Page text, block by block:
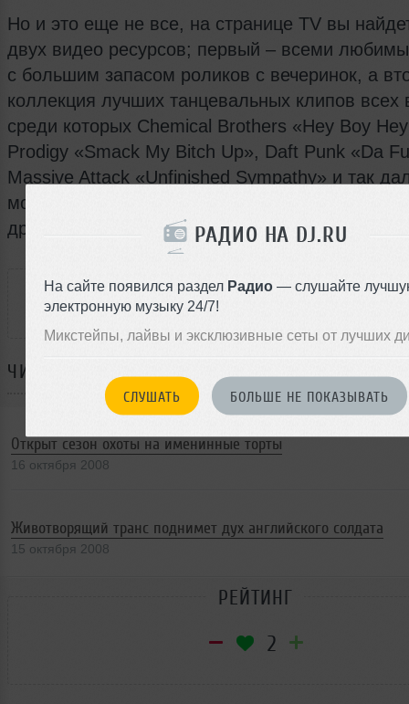
РАДИО НА DJ.RU
На сайте появился раздел Радио — слушайте
электронную музыку 24/7!
Микстейпы, лайвы и эксклюзивные сеты от лучших
СЛУШАТЬ БОЛЬШЕ НЕ ПОКАЗЫВАТЬ
Но и это еще не все, на странице TV вы
двух видео ресурсов; первый – всеми
с большим запасом роликов с вечеринок, а
коллекция лучших танцевальных клипов всех
среди которых Chemical Brothers «Hey Boy
Prodigy «Smack My Bitch Up», Daft Punk «Da
Massive Attack «Unfinished Sympathy» и так
можете делать свой выбор и комментировать
других.
ЧИТАЙТЕ ТАКЖЕ:
Открыт сезон охоты на именинные торты
16 октября 2008
Животворящий транс поднимет дух английского солдата
15 октября 2008
РЕЙТИНГ
2